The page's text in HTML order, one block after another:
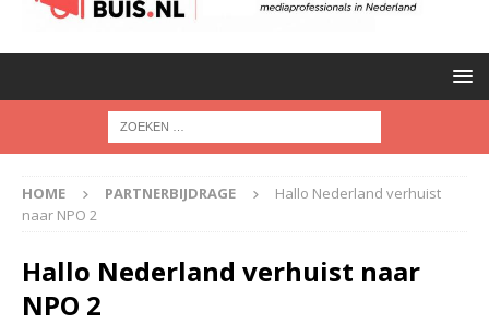
HOME PARTNERBIJDRAGE
Hallo Nederland verhuist
naar NPO 2
Hallo Nederland verhuist naar
NPO 2